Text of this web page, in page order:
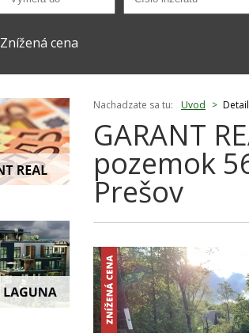
Znížená cena
Nachadzate sa tu: Uvod >
GARANT
pozemok
Prešov